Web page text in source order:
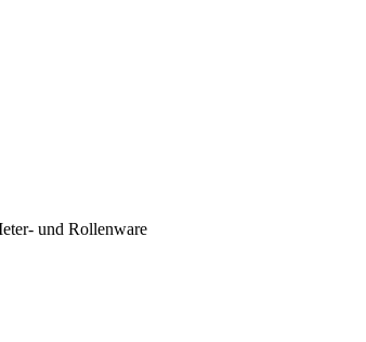
und Rollenware